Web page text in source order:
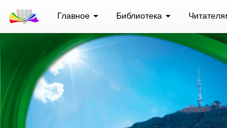
Главное Библиотека